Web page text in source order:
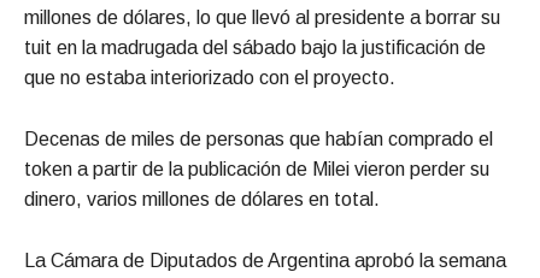
millones de dólares, lo que llevó al presidente a borrar su
tuit en la madrugada del sábado bajo la justificación de
que no estaba interiorizado con el proyecto.
Decenas de miles de personas que habían comprado el
token a partir de la publicación de Milei vieron perder su
dinero, varios millones de dólares en total.
La Cámara de Diputados de Argentina aprobó la semana